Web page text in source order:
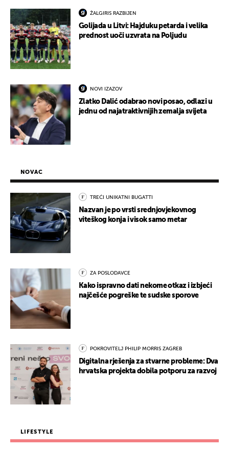
ŽALGIRIS RAZBIJEN
Golijada u Litvi: Hajduku petarda i velika
prednost uoči uzvrata na Poljudu
NOVI IZAZOV
Zlatko Dalić odabrao novi posao, odlazi u
jednu od najatraktivnijih zemalja svijeta
NOVAC
TREĆI UNIKATNI BUGATTI
Nazvan je po vrsti srednjovjekovnog
viteškog konja i visok samo metar
ZA POSLODAVCE
Kako ispravno dati nekome otkaz i izbjeći
najčešće pogreške te sudske sporove
POKROVITELJ PHILIP MORRIS ZAGREB
Digitalna rješenja za stvarne probleme: Dva
hrvatska projekta dobila potporu za razvoj
LIFESTYLE